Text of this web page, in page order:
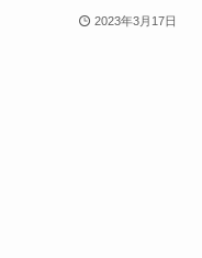
2023年3月17日